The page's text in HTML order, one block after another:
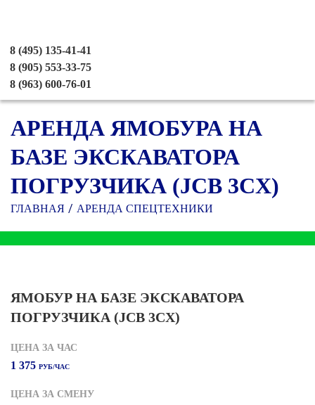
8 (495) 135-41-41
8 (905) 553-33-75
8 (963) 600-76-01
АРЕНДА ЯМОБУРА НА
БАЗЕ ЭКСКАВАТОРА
ПОГРУЗЧИКА (JCB 3CX)
ГЛАВНАЯ АРЕНДА СПЕЦТЕХНИКИ
ЯМОБУР НА БАЗЕ ЭКСКАВАТОРА
ПОГРУЗЧИКА (JCB 3CX)
ЦЕНА ЗА ЧАС
1 375 РУБ/ЧАС
ЦЕНА ЗА СМЕНУ